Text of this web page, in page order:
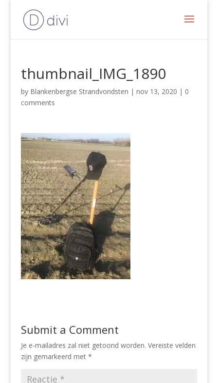
thumbnail_IMG_1890
by Blankenbergse Strandvondsten | nov 13, 2020 | 0
comments
Submit a Comment
Je e-mailadres zal niet getoond worden. Vereiste velden
zijn gemarkeerd met *